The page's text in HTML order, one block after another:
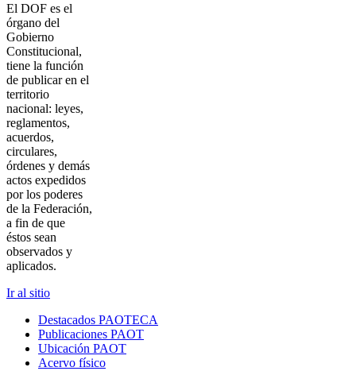
El DOF es el
órgano del
Gobierno
Constitucional,
tiene la función
de publicar en el
territorio
nacional: leyes,
reglamentos,
acuerdos,
circulares,
órdenes y demás
actos expedidos
por los poderes
de la Federación,
a fin de que
éstos sean
observados y
aplicados.
Ir al sitio
Destacados PAOTECA
Publicaciones PAOT
Ubicación PAOT
Acervo físico